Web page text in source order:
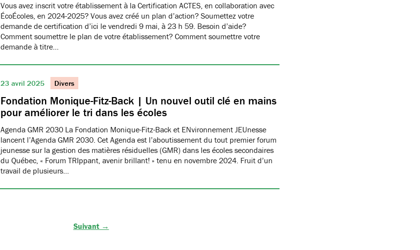
Vous avez inscrit votre établissement à la Certification ACTES, en collaboration avec
ÉcoÉcoles, en 2024-2025? Vous avez créé un plan d’action? Soumettez votre
demande de certification d’ici le vendredi 9 mai, à 23 h 59. Besoin d’aide?
Comment soumettre le plan de votre établissement? Comment soumettre votre
demande à titre…
23 avril 2025 Divers
Fondation Monique-Fitz-Back | Un nouvel outil clé en mains
pour améliorer le tri dans les écoles
Agenda GMR 2030 La Fondation Monique-Fitz-Back et ENvironnement JEUnesse
lancent l’Agenda GMR 2030. Cet Agenda est l’aboutissement du tout premier forum
jeunesse sur la gestion des matières résiduelles (GMR) dans les écoles secondaires
du Québec, « Forum TRIppant, avenir brillant! » tenu en novembre 2024. Fruit d’un
travail de plusieurs…
Suivant →